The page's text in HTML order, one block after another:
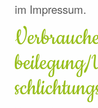
im Impressum.